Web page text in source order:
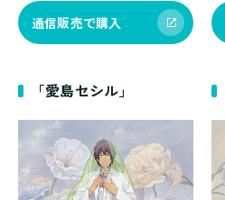
通信販売で購入
「愛島セシル」